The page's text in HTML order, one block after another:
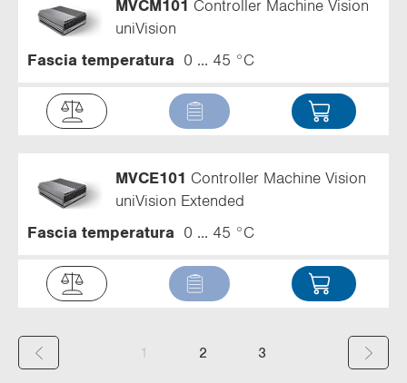
MVCM101 Controller Machine Vision
uniVision
Fascia temperatura
0 ... 45 °C
MVCE101 Controller Machine Vision
uniVision Extended
Fascia temperatura
0 ... 45 °C
1 2 3